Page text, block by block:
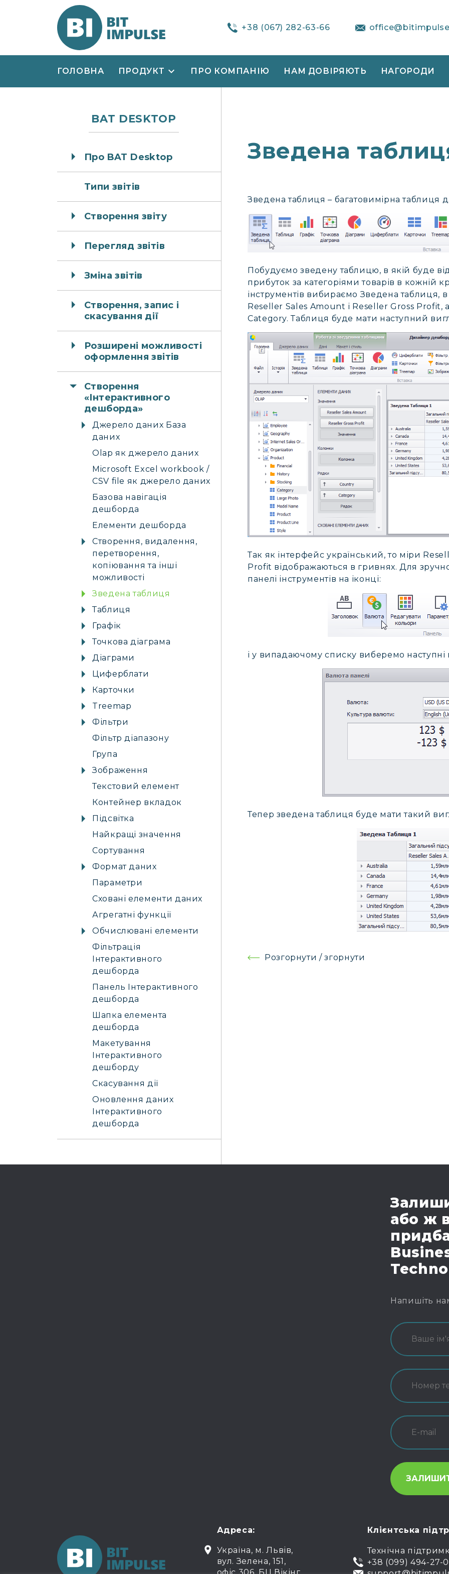
+38 (067) 282-63-66
ГОЛОВНА ПРОДУКТ ПРО КОМПАНІЮ НАМ ДОВІРЯЮТЬ НАГОРОДИ
Зведена
Зведена таблиця – багатовимірна таблиця
Побудуємо зведену таблицю, в якій буде
прибуток за категоріями товарів в кожній
інструментів вибираємо Зведена таблиця,
Reseller Sales Amount і Reseller Gross Profit,
Category. Таблиця буде мати наступний
Так як інтерфейс український, то міри
Profit відображаються в гривнях. Для
панелі інструментів на іконці:
і у випадаючому списку виберемо наступні
Тепер зведена таблиця буде мати такий
Навігація
Розгорнути / згорнути
BAT DESKTOP
Про BAT Desktop
Типи звітів
Створення звіту
Перегляд звітів
Зміна звітів
Створення, запис і
скасування дії
Розширені можливості
оформлення звітів
Створення
«Інтерактивного
дешборда»
Джерело даних База
даних
Olap як джерело даних
Microsoft Excel workbook /
CSV file як джерело даних
Базова навігація
дешборда
Елементи дешборда
Створення, видалення,
перетворення,
копіювання та інші
можливості
Зведена таблиця
Таблиця
Графік
Точкова діаграма
Діаграми
Циферблати
Карточки
Treemap
Фільтри
Фільтр діапазону
Група
Зображення
Текстовий елемент
Контейнер вкладок
Підсвітка
Найкращі значення
Сортування
Формат даних
Параметри
Сховані елементи даних
Агрегатні функції
Обчислювані елементи
Фільтрація
Інтерактивного
дешборда
Панель Інтерактивного
дешборда
Шапка елемента
дешборда
Макетування
Інтерактивного
дешборду
Скасування дії
Оновлення даних
Інтерактивного
дешборда
або ж
Напишіть
Адреса:
Україна, м. Львів,
вул. Зелена, 151,
Клієнтська
Технічна
+38 (099) 494-27-